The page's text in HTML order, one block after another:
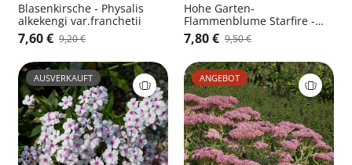
Blasenkirsche - Physalis
alkekengi var.franchetii
7,60 € 9,20 €
Hohe Garten-
Flammenblume Starfire -
Phlox paniculata 'Starfire'
7,80 € 9,50 €
AUSVERKAUFT ANGEBOT